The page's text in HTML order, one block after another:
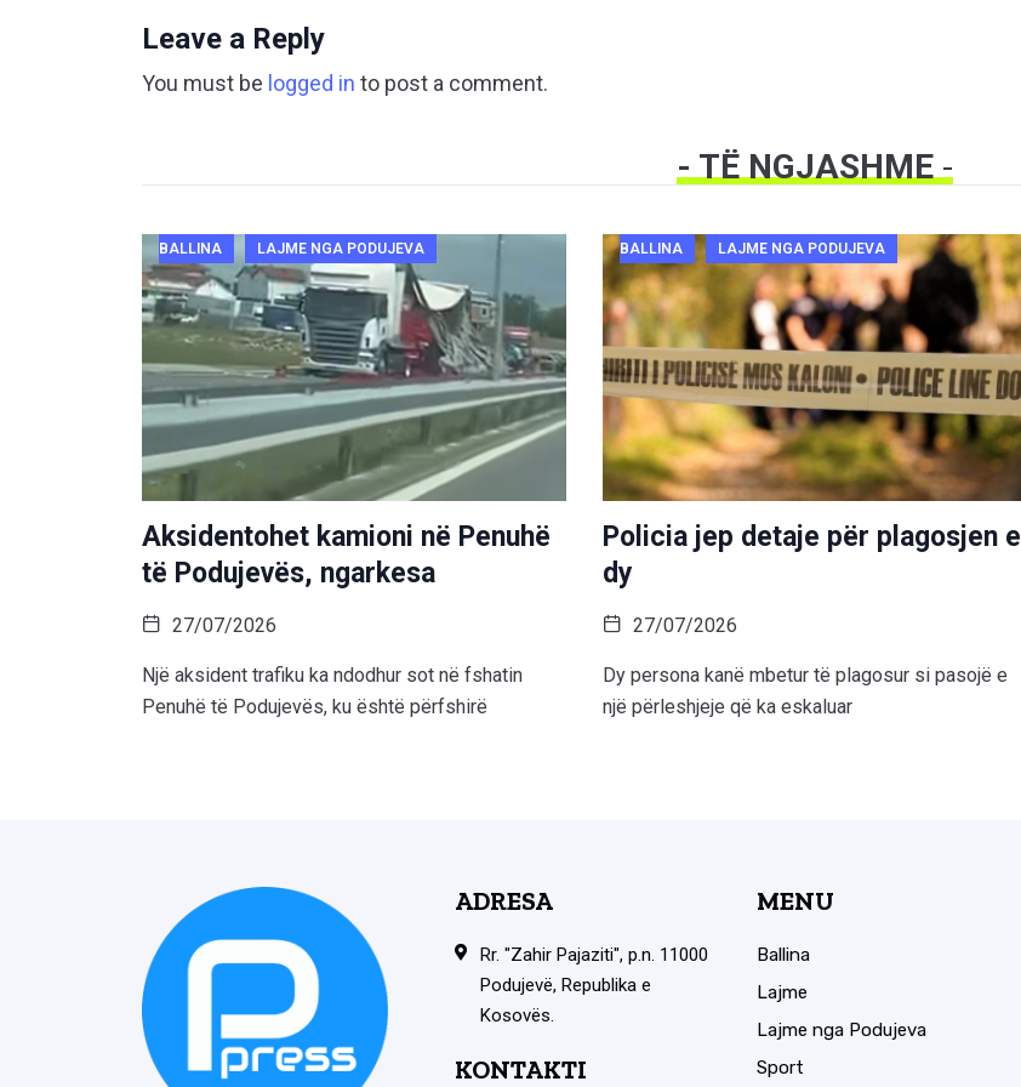
Leave a Reply
You must be logged in to post a comment.
- TË NGJASHME-
BALLINA LAJME NGA PODUJEVA
Aksidentohet kamioni në Penuhë
të Podujevës, ngarkesa
27/07/2026
Një aksident trafiku ka ndodhur sot në fshatin
Penuhë të Podujevës, ku është përfshirë
BALLINA LAJME NGA PODUJEVA
Policia jep detaje për plagosjen e
dy
27/07/2026
Dy persona kanë mbetur të plagosur si pasojë e
një përleshjeje që ka eskaluar
ADRESA
Rr. "Zahir Pajaziti", p.n. 11000
Podujevë, Republika e
Kosovës.
KONTAKTI
MENU
Ballina
Lajme
Lajme nga Podujeva
Sport